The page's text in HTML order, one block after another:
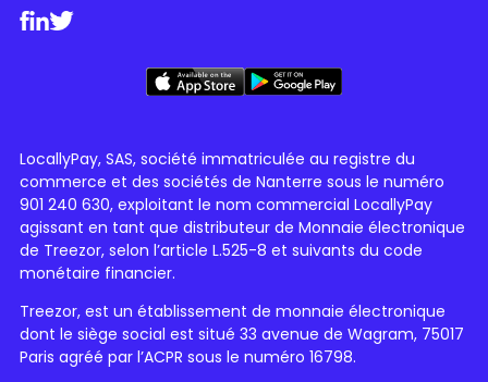
LocallyPay, SAS, société immatriculée au registre du
commerce et des sociétés de Nanterre sous le numéro
901 240 630, exploitant le nom commercial LocallyPay
agissant en tant que distributeur de Monnaie électronique
de Treezor, selon l’article L.525-8 et suivants du code
monétaire financier.
Treezor, est un établissement de monnaie électronique
dont le siège social est situé 33 avenue de Wagram, 75017
Paris agréé par l’ACPR sous le numéro 16798.